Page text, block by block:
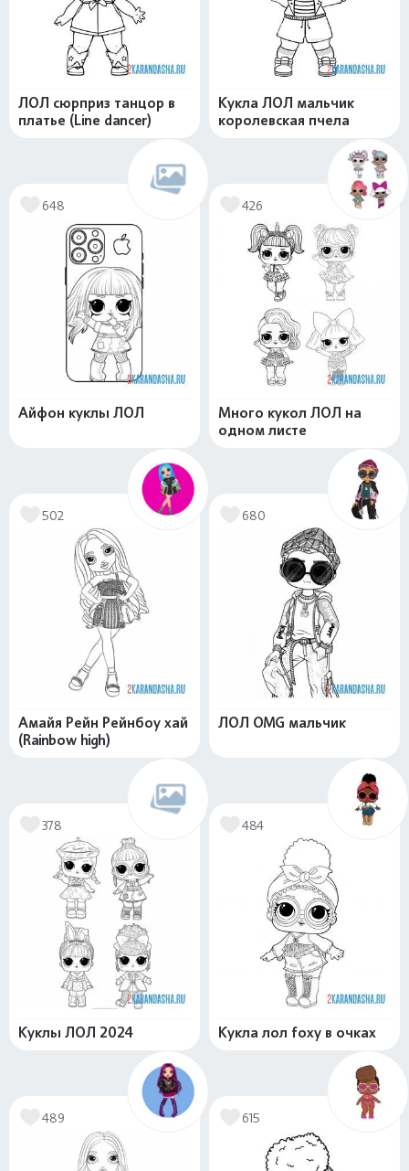
ЛОЛ сюрприз танцор в
платье (Line dancer)
Кукла ЛОЛ мальчик
королевская пчела
648
Айфон куклы ЛОЛ
426
Много кукол ЛОЛ на
одном листе
502
Амайя Рейн Рейнбоу хай
(Rainbow high)
680
ЛОЛ OMG мальчик
378
Куклы ЛОЛ 2024
484
Кукла лол foxy в очках
489 615